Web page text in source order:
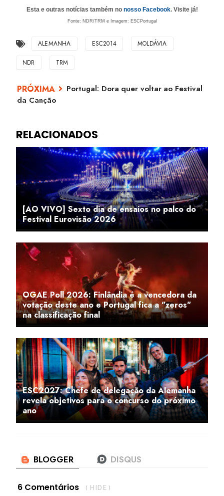
Esta e outras notícias também no nosso Facebook. Visite já!
Fonte: NDR/TRM e Imagem: ESCPortugal
ALEMANHA ESC2014 MOLDÁVIA
NDR TRM
Portugal: Dora quer voltar ao Festival
da Canção
[AO VIVO] Sexto dia de ensaios no palco do
Festival Eurovisão 2026
OGAE Poll 2026: Finlândia é a vencedora da
votação deste ano e Portugal fica a "zeros"
na classificação final
ESC2027: Chefe de delegação da Alemanha
revela objetivos para o concurso do próximo
ano
6 Comentários ( HIDE )